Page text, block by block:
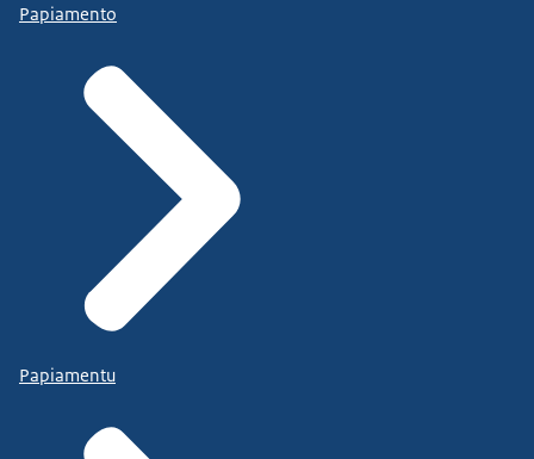
Papiamento
Papiamentu